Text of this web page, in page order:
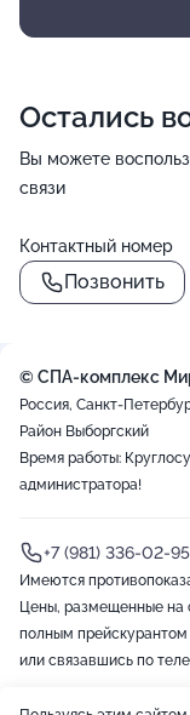
Остались
Вы можете
связи
Контактный номер
Позвонить
© СПА-комплекс
Россия, Санкт-
Район Выборгский
Время работы:
администратора!
+7 (981) 336-02-95
Имеются
Цены, размещенные на
полным
или связавшись по